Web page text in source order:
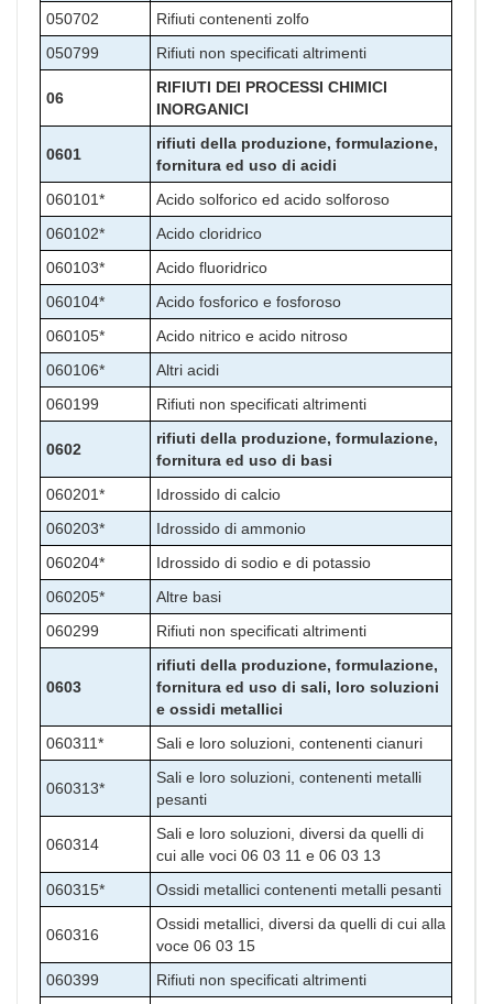
050702
Rifiuti contenenti zolfo
050799
Rifiuti non specificati altrimenti
06
RIFIUTI DEI PROCESSI CHIMICI
INORGANICI
0601
rifiuti della produzione, formulazione,
fornitura ed uso di acidi
060101*
Acido solforico ed acido solforoso
060102*
Acido cloridrico
060103*
Acido fluoridrico
060104*
Acido fosforico e fosforoso
060105*
Acido nitrico e acido nitroso
060106*
Altri acidi
060199
Rifiuti non specificati altrimenti
0602
rifiuti della produzione, formulazione,
fornitura ed uso di basi
060201*
Idrossido di calcio
060203*
Idrossido di ammonio
060204*
Idrossido di sodio e di potassio
060205*
Altre basi
060299
Rifiuti non specificati altrimenti
0603
rifiuti della produzione, formulazione,
fornitura ed uso di sali, loro soluzioni
e ossidi metallici
060311*
Sali e loro soluzioni, contenenti cianuri
060313*
Sali e loro soluzioni, contenenti metalli
pesanti
060314
Sali e loro soluzioni, diversi da quelli di
cui alle voci 06 03 11 e 06 03 13
060315*
Ossidi metallici contenenti metalli pesanti
060316
Ossidi metallici, diversi da quelli di cui alla
voce 06 03 15
060399
Rifiuti non specificati altrimenti